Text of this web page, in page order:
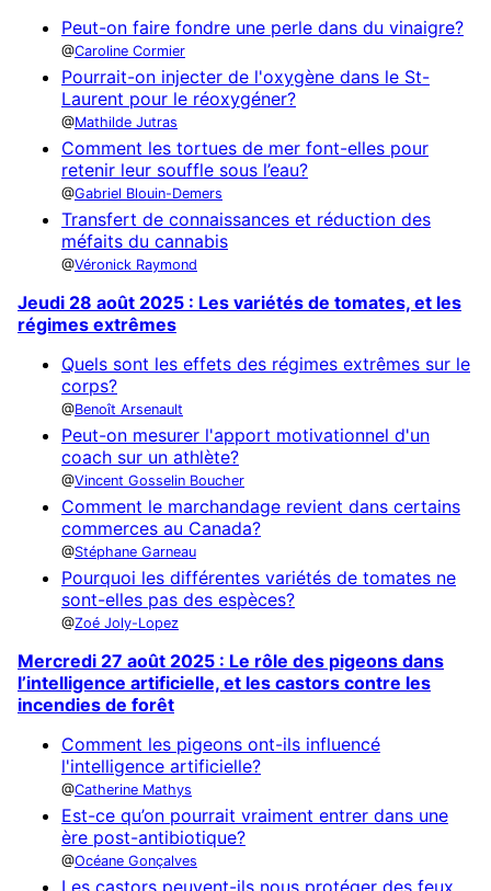
Peut-on faire fondre une perle dans du vinaigre?
Caroline Cormier
Pourrait-on injecter de l'oxygène dans le St-
Laurent pour le réoxygéner?
Mathilde Jutras
Comment les tortues de mer font-elles pour
retenir leur souffle sous l’eau?
Gabriel Blouin-Demers
Transfert de connaissances et réduction des
méfaits du cannabis
Véronick Raymond
Jeudi 28 août 2025 : Les variétés de tomates, et les
régimes extrêmes
Quels sont les effets des régimes extrêmes sur le
corps?
Benoît Arsenault
Peut-on mesurer l'apport motivationnel d'un
coach sur un athlète?
Vincent Gosselin Boucher
Comment le marchandage revient dans certains
commerces au Canada?
Stéphane Garneau
Pourquoi les différentes variétés de tomates ne
sont-elles pas des espèces?
Zoé Joly-Lopez
Mercredi 27 août 2025 : Le rôle des pigeons dans
l’intelligence artificielle, et les castors contre les
incendies de forêt
Comment les pigeons ont-ils influencé
l'intelligence artificielle?
Catherine Mathys
Est-ce qu’on pourrait vraiment entrer dans une
ère post-antibiotique?
Océane Gonçalves
Les castors peuvent-ils nous protéger des feux